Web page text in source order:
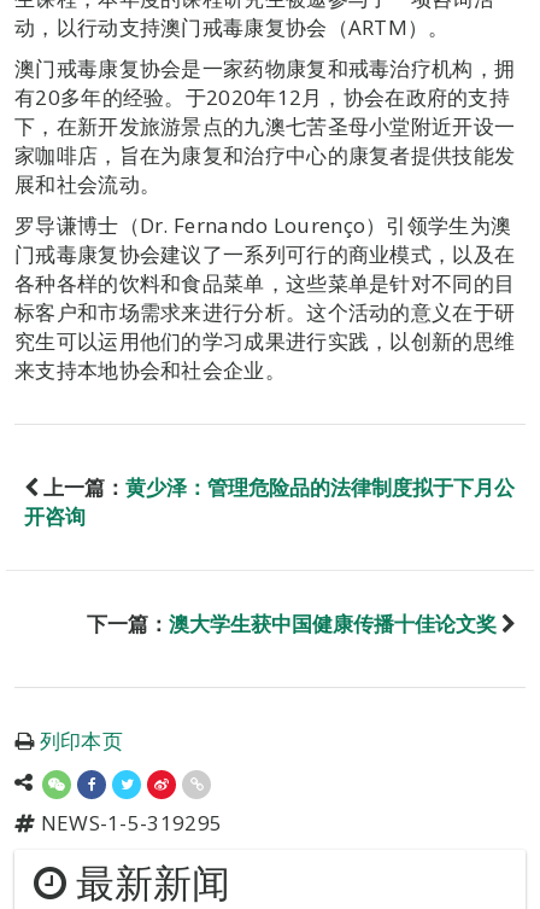
动，以行动支持澳门戒毒康复协会（ARTM）。
澳门戒毒康复协会是一家药物康复和戒毒治疗机构，拥
有20多年的经验。于2020年12月，协会在政府的支持
下，在新开发旅游景点的九澳七苦圣母小堂附近开设一
家咖啡店，旨在为康复和治疗中心的康复者提供技能发
展和社会流动。
罗导谦博士（Dr. Fernando Lourenço）引领学生为澳
门戒毒康复协会建议了一系列可行的商业模式，以及在
各种各样的饮料和食品菜单，这些菜单是针对不同的目
标客户和市场需求来进行分析。这个活动的意义在于研
究生可以运用他们的学习成果进行实践，以创新的思维
来支持本地协会和社会企业。
上一篇： 黄少泽：管理危险品的法律制度拟于下月公
开咨询
下一篇： 澳大学生获中国健康传播十佳论文奖
列印本页
NEWS-1-5-319295
最新新闻